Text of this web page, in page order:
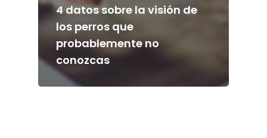
4 datos sobre la visión de
los perros que
probablemente no
conozcas